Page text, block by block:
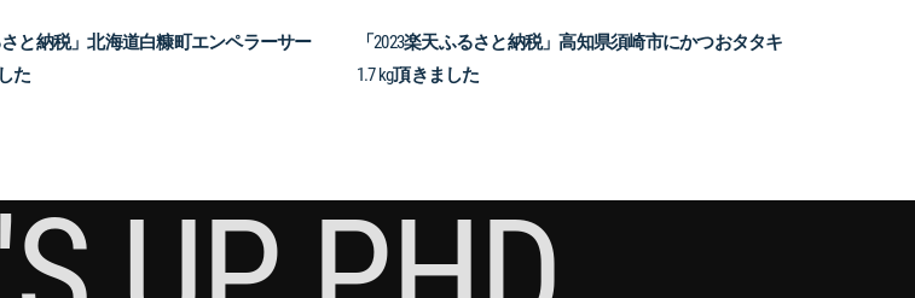
さと納税」北海道白糠町エンペラーサー
た
「2023楽天ふるさと納税」高知県須崎市にかつおタタキ
1.7 kg頂きました